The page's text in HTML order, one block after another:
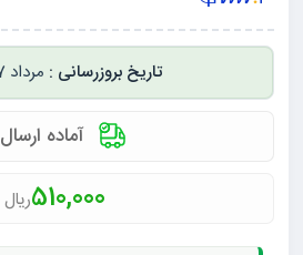
مرداد 17, 1405
آماده ارسال
510,000ریال